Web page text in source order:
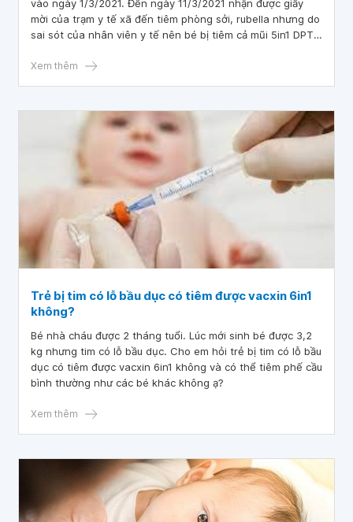
vào ngày 1/3/2021. Đến ngày 11/3/2021 nhận được giấy
mời của trạm y tế xã đến tiêm phòng sởi, rubella nhưng do
sai sót của nhân viên y tế nên bé bị tiêm cả mũi 5in1 DPT
và 5in1 cách nhau 10 ngày có ảnh hưởng gì không ạ?
Xem thêm
Trẻ bị tim có lỗ bầu dục có tiêm được vacxin 6in1
không?
Bé nhà cháu được 2 tháng tuổi. Lúc mới sinh bé được 3,2
kg nhưng tim có lỗ bầu dục. Cho em hỏi trẻ bị tim có lỗ bầu
dục có tiêm được vacxin 6in1 không và có thể tiêm phế cầu
bình thường như các bé khác không ạ?
Xem thêm